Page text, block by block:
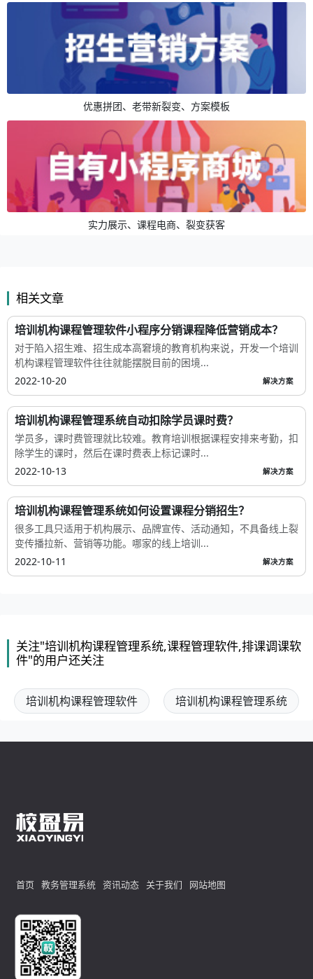
优惠拼团、老带新裂变、方案模板
实力展示、课程电商、裂变获客
相关文章
培训机构课程管理软件小程序分销课程降低营销成本？
对于陷入招生难、招生成本高窘境的教育机构来说，开发一个培训
机构课程管理软件往往就能摆脱目前的困境...
2022-10-20
解决方案
培训机构课程管理系统自动扣除学员课时费？
学员多，课时费管理就比较难。教育培训根据课程安排来考勤，扣
除学生的课时，然后在课时费表上标记课时...
2022-10-13
解决方案
培训机构课程管理系统如何设置课程分销招生？
很多工具只适用于机构展示、品牌宣传、活动通知，不具备线上裂
变传播拉新、营销等功能。哪家的线上培训...
2022-10-11
解决方案
关注"培训机构课程管理系统,课程管理软件,排课调课软
件"的用户还关注
培训机构课程管理软件 培训机构课程管理系统
首页 教务管理系统 资讯动态 关于我们 网站地图